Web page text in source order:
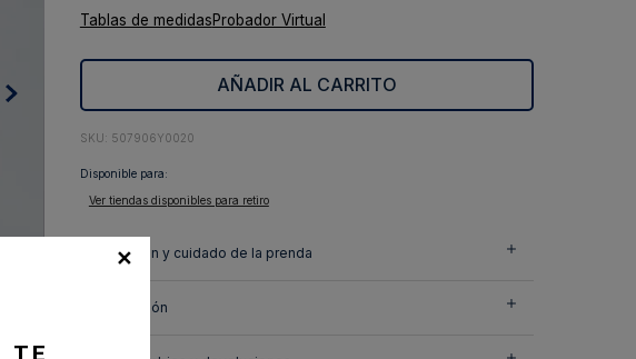
Tablas de medidasProbador Virtual
AÑADIR AL CARRITO
: 507906Y0020
Disponible para:
Ver tiendas disponibles para retiro
Descripción y cuidado de la prenda
Composición
✕
TE